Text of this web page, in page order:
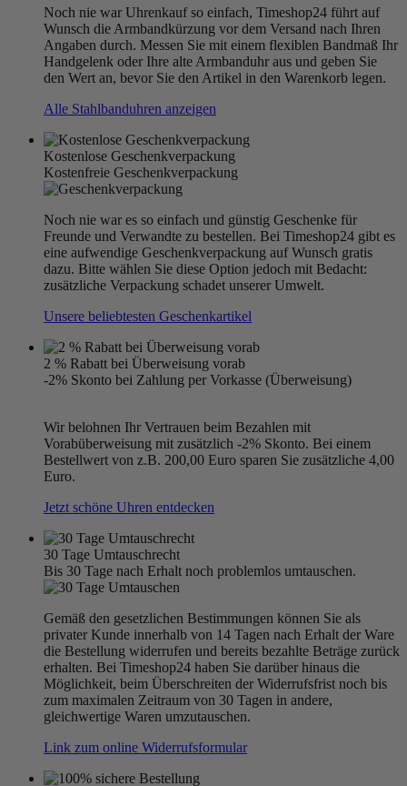
Noch nie war Uhrenkauf so einfach, Timeshop24 führt auf
Wunsch die Armbandkürzung vor dem Versand nach Ihren
Angaben durch. Messen Sie mit einem flexiblen Bandmaß Ihr
Handgelenk oder Ihre alte Armbanduhr aus und geben Sie
den Wert an, bevor Sie den Artikel in den Warenkorb legen.
Alle Stahlbanduhren anzeigen
Kostenlose Geschenkverpackung
Kostenfreie Geschenkverpackung
Noch nie war es so einfach und günstig Geschenke für
Freunde und Verwandte zu bestellen. Bei Timeshop24 gibt es
eine aufwendige Geschenkverpackung auf Wunsch gratis
dazu. Bitte wählen Sie diese Option jedoch mit Bedacht:
zusätzliche Verpackung schadet unserer Umwelt.
Unsere beliebtesten Geschenkartikel
2 % Rabatt bei Überweisung vorab
-2% Skonto bei Zahlung per Vorkasse (Überweisung)
Wir belohnen Ihr Vertrauen beim Bezahlen mit
Vorabüberweisung mit zusätzlich -2% Skonto. Bei einem
Bestellwert von z.B. 200,00 Euro sparen Sie zusätzliche 4,00
Euro.
Jetzt schöne Uhren entdecken
30 Tage Umtauschrecht
Bis 30 Tage nach Erhalt noch problemlos umtauschen.
Gemäß den gesetzlichen Bestimmungen können Sie als
privater Kunde innerhalb von 14 Tagen nach Erhalt der Ware
die Bestellung widerrufen und bereits bezahlte Beträge zurück
erhalten. Bei Timeshop24 haben Sie darüber hinaus die
Möglichkeit, beim Überschreiten der Widerrufsfrist noch bis
zum maximalen Zeitraum von 30 Tagen in andere,
gleichwertige Waren umzutauschen.
Link zum online Widerrufsformular